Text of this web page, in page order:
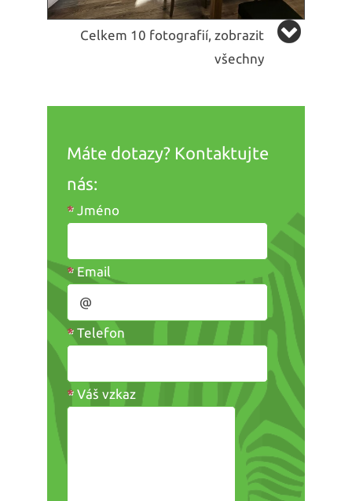
Celkem 10 fotografií, zobrazit
všechny
Máte dotazy? Kontaktujte
nás:
* Jméno
*Email
* Telefon
* Váš vzkaz